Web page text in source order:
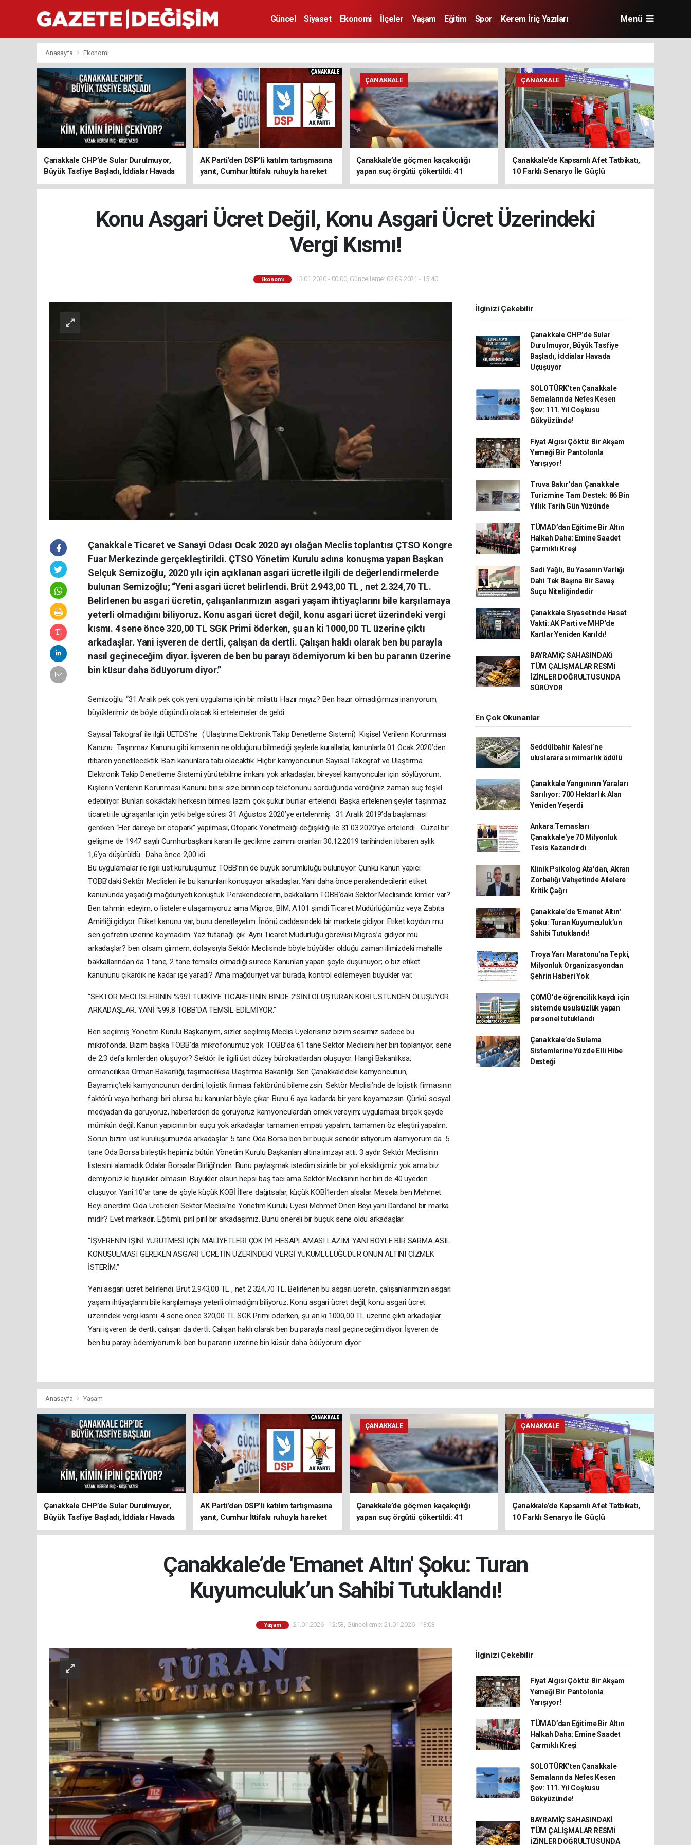
Güncel Siyaset Ekonomi İlçeler Yaşam Eğitim Spor Kerem İriç Yazıları Menü
Anasayfa Ekonomi
Çanakkale CHP’de Sular Durulmuyor,
Büyük Tasfiye Başladı, İddialar Havada
Uçuşuyor
AK Parti’den DSP’li katılım tartışmasına
yanıt, Cumhur İttifakı ruhuyla hareket
ediyoruz
ÇANAKKALE
Çanakkale’de göçmen kaçakçılığı
yapan suç örgütü çökertildi: 41
tutuklama
ÇANAKKALE
Çanakkale’de Kapsamlı Afet Tatbikatı,
10 Farklı Senaryo İle Güçlü
Koordinasyon
Konu Asgari Ücret Değil, Konu Asgari Ücret Üzerindeki
Vergi Kısmı!
Ekonomi 13.01.2020 - 00:00, Güncelleme: 02.09.2021 - 15:40
Çanakkale Ticaret ve Sanayi Odası Ocak 2020 ayı olağan Meclis toplantısı ÇTSO Kongre
Fuar Merkezinde gerçekleştirildi. ÇTSO Yönetim Kurulu adına konuşma yapan Başkan
Selçuk Semizoğlu, 2020 yılı için açıklanan asgari ücretle ilgili de değerlendirmelerde
bulunan Semizoğlu; “Yeni asgari ücret belirlendi. Brüt 2.943,00 TL , net 2.324,70 TL.
Belirlenen bu asgari ücretin, çalışanlarımızın asgari yaşam ihtiyaçlarını bile karşılamaya
yeterli olmadığını biliyoruz. Konu asgari ücret değil, konu asgari ücret üzerindeki vergi
kısmı. 4 sene önce 320,00 TL SGK Primi öderken, şu an ki 1000,00 TL üzerine çıktı
arkadaşlar. Yani işveren de dertli, çalışan da dertli. Çalışan haklı olarak ben bu parayla
nasıl geçineceğim diyor. İşveren de ben bu parayı ödemiyorum ki ben bu paranın üzerine
bin küsur daha ödüyorum diyor.”
Semizoğlu; “31 Aralık pek çok yeni uygulama için bir milattı. Hazır mıyız? Ben hazır olmadığımıza inanıyorum,
büyüklerimiz de böyle düşündü olacak ki ertelemeler de geldi.
Sayısal Takograf ile ilgili UETDS’ne ( Ulaştırma Elektronik Takip Denetleme Sistemi) Kişisel Verilerin Korunması
Kanunu Taşınmaz Kanunu gibi kimsenin ne olduğunu bilmediği şeylerle kurallarla, kanunlarla 01 Ocak 2020’den
itibaren yönetilecektik. Bazı kanunlara tabi olacaktık. Hiçbir kamyoncunun Sayısal Takograf ve Ulaştırma
Elektronik Takip Denetleme Sistemi yürütebilme imkanı yok arkadaşlar, bireysel kamyoncular için söylüyorum.
Kişilerin Verilenin Korunması Kanunu birisi size birinin cep telefonunu sorduğunda verdiğiniz zaman suç teşkil
edebiliyor. Bunları sokaktaki herkesin bilmesi lazım çok şükür bunlar ertelendi. Başka ertelenen şeyler taşınmaz
ticareti ile uğraşanlar için yetki belge süresi 31 Ağustos 2020’ye ertelenmiş. 31 Aralık 2019’da başlaması
gereken “Her daireye bir otopark” yapılması, Otopark Yönetmeliği değişikliği ile 31.03.2020’ye ertelendi. Güzel bir
gelişme de 1947 sayılı Cumhurbaşkanı kararı ile gecikme zammı oranları 30.12.2019 tarihinden itibaren aylık
1,6’ya düşürüldü. Daha önce 2,00 idi.
Bu uygulamalar ile ilgili üst kuruluşumuz TOBB’nin de büyük sorumluluğu bulunuyor. Çünkü kanun yapıcı
TOBB’daki Sektör Meclisleri ile bu kanunları konuşuyor arkadaşlar. Yani daha önce perakendecilerin etiket
kanununda yaşadığı mağduriyeti konuştuk. Perakendecilerin, bakkalların TOBB’daki Sektör Meclisinde kimler var?
Ben tahmin edeyim, o listelere ulaşamıyoruz ama Migros, BİM, A101 şimdi Ticaret Müdürlüğümüz veya Zabıta
Amirliği gidiyor. Etiket kanunu var, bunu denetleyelim. İnönü caddesindeki bir markete gidiyor. Etiket koydun mu
sen gofretin üzerine koymadım. Yaz tutanağı çık. Aynı Ticaret Müdürlüğü görevlisi Migros’a gidiyor mu
arkadaşlar? ben olsam girmem, dolayısıyla Sektör Meclisinde böyle büyükler olduğu zaman ilimizdeki mahalle
bakkallarından da 1 tane, 2 tane temsilci olmadığı sürece Kanunları yapan şöyle düşünüyor; o biz etiket
kanununu çıkardık ne kadar işe yaradı? Ama mağduriyet var burada, kontrol edilemeyen büyükler var.
“SEKTÖR MECLİSLERİNİN %95’İ TÜRKİYE TİCARETİNİN BİNDE 2’SİNİ OLUŞTURAN KOBİ ÜSTÜNDEN OLUŞUYOR
ARKADAŞLAR. YANİ %99,8 TOBB’DA TEMSİL EDİLMİYOR.”
Ben seçilmiş Yönetim Kurulu Başkanıyım, sizler seçilmiş Meclis Üyelerisiniz bizim sesimiz sadece bu
mikrofonda. Bizim başka TOBB’da mikrofonumuz yok. TOBB’da 61 tane Sektör Meclisini her biri toplanıyor, sene
de 2,3 defa kimlerden oluşuyor? Sektör ile ilgili üst düzey bürokratlardan oluşuyor. Hangi Bakanlıksa,
ormancılıksa Orman Bakanlığı, taşımacılıksa Ulaştırma Bakanlığı. Sen Çanakkale’deki kamyoncunun,
Bayramiç’teki kamyoncunun derdini, lojistik firması faktörünü bilemezsin. Sektör Meclisi’nde de lojistik firmasının
faktörü veya herhangi biri olursa bu kanunlar böyle çıkar. Bunu 6 aya kadarda bir yere koyamazsın. Çünkü sosyal
medyadan da görüyoruz, haberlerden de görüyoruz kamyonculardan örnek vereyim; uygulaması birçok şeyde
mümkün değil. Kanun yapıcının bir suçu yok arkadaşlar tamamen empati yapalım, tamamen öz eleştiri yapalım.
Sorun bizim üst kuruluşumuzda arkadaşlar. 5 tane Oda Borsa ben bir buçuk senedir istiyorum alamıyorum da. 5
tane Oda Borsa birleştik hepimiz bütün Yönetim Kurulu Başkanları altına imzayı attı. 3 aydır Sektör Meclisinin
listesini alamadık Odalar Borsalar Birliği’nden. Bunu paylaşmak istedim sizinle bir yol eksikliğimiz yok ama biz
demiyoruz ki büyükler olmasın. Büyükler olsun hepsi baş tacı ama Sektör Meclisinin her biri de 40 üyeden
oluşuyor. Yani 10’ar tane de şöyle küçük KOBİ İllere dağıtsalar, küçük KOBİ’lerden alsalar. Mesela ben Mehmet
Beyi önerdim Gıda Üreticileri Sektör Meclisi’ne Yönetim Kurulu Üyesi Mehmet Önen Beyi yani Dardanel bir marka
mıdır? Evet markadır. Eğitimli, pırıl pırıl bir arkadaşımız. Bunu önereli bir buçuk sene oldu arkadaşlar.
“İŞVERENİN İŞİNİ YÜRÜTMESİ İÇİN MALİYETLERİ ÇOK İYİ HESAPLAMASI LAZIM. YANİ BÖYLE BİR SARMA ASIL
KONUŞULMASI GEREKEN ASGARİ ÜCRETİN ÜZERİNDEKİ VERGİ YÜKÜMLÜLÜĞÜDÜR ONUN ALTINI ÇİZMEK
İSTERİM.”
Yeni asgari ücret belirlendi. Brüt 2.943,00 TL , net 2.324,70 TL. Belirlenen bu asgari ücretin, çalışanlarımızın asgari
yaşam ihtiyaçlarını bile karşılamaya yeterli olmadığını biliyoruz. Konu asgari ücret değil, konu asgari ücret
üzerindeki vergi kısmı. 4 sene önce 320,00 TL SGK Primi öderken, şu an ki 1000,00 TL üzerine çıktı arkadaşlar.
Yani işveren de dertli, çalışan da dertli. Çalışan haklı olarak ben bu parayla nasıl geçineceğim diyor. İşveren de
ben bu parayı ödemiyorum ki ben bu paranın üzerine bin küsür daha ödüyorum diyor.
İlginizi Çekebilir
Çanakkale CHP’de Sular
Durulmuyor, Büyük Tasfiye
Başladı, İddialar Havada
Uçuşuyor
SOLOTÜRK’ten Çanakkale
Semalarında Nefes Kesen
Şov: 111. Yıl Coşkusu
Gökyüzünde!
Fiyat Algısı Çöktü: Bir Akşam
Yemeği Bir Pantolonla
Yarışıyor!
Truva Bakır’dan Çanakkale
Turizmine Tam Destek: 86 Bin
Yıllık Tarih Gün Yüzünde
TÜMAD’dan Eğitime Bir Altın
Halkah Daha: Emine Saadet
Çarmıklı Kreşi
Sadi Yağlı, Bu Yasanın Varlığı
Dahi Tek Başına Bir Savaş
Suçu Niteliğindedir
Çanakkale Siyasetinde Hasat
Vakti: AK Parti ve MHP’de
Kartlar Yeniden Karıldı!
BAYRAMİÇ SAHASINDAKİ
TÜM ÇALIŞMALAR RESMİ
İZİNLER DOĞRULTUSUNDA
SÜRÜYOR
En Çok Okunanlar
Seddülbahir Kalesi’ne
uluslararası mimarlık ödülü
Çanakkale Yangınının Yaraları
Sarılıyor: 700 Hektarlık Alan
Yeniden Yeşerdi
Ankara Temasları
Çanakkale'ye 70 Milyonluk
Tesis Kazandırdı
Klinik Psikolog Ata'dan, Akran
Zorbalığı Vahşetinde Ailelere
Kritik Çağrı
Çanakkale’de 'Emanet Altın'
Şoku: Turan Kuyumculuk’un
Sahibi Tutuklandı!
Troya Yarı Maratonu'na Tepki,
Milyonluk Organizasyondan
Şehrin Haberi Yok
ÇOMÜ’de öğrencilik kaydı için
sistemde usulsüzlük yapan
personel tutuklandı
Çanakkale’de Sulama
Sistemlerine Yüzde Elli Hibe
Desteği
Anasayfa Yaşam
Çanakkale CHP’de Sular Durulmuyor,
Büyük Tasfiye Başladı, İddialar Havada
Uçuşuyor
AK Parti’den DSP’li katılım tartışmasına
yanıt, Cumhur İttifakı ruhuyla hareket
ediyoruz
ÇANAKKALE
Çanakkale’de göçmen kaçakçılığı
yapan suç örgütü çökertildi: 41
tutuklama
ÇANAKKALE
Çanakkale’de Kapsamlı Afet Tatbikatı,
10 Farklı Senaryo İle Güçlü
Koordinasyon
Çanakkale’de 'Emanet Altın' Şoku: Turan
Kuyumculuk’un Sahibi Tutuklandı!
Yaşam 21.01.2026 - 12:53, Güncelleme: 21.01.2026 - 13:03
İlginizi Çekebilir
Fiyat Algısı Çöktü: Bir Akşam
Yemeği Bir Pantolonla
Yarışıyor!
TÜMAD’dan Eğitime Bir Altın
Halkah Daha: Emine Saadet
Çarmıklı Kreşi
SOLOTÜRK’ten Çanakkale
Semalarında Nefes Kesen
Şov: 111. Yıl Coşkusu
Gökyüzünde!
BAYRAMİÇ SAHASINDAKİ
TÜM ÇALIŞMALAR RESMİ
İZİNLER DOĞRULTUSUNDA